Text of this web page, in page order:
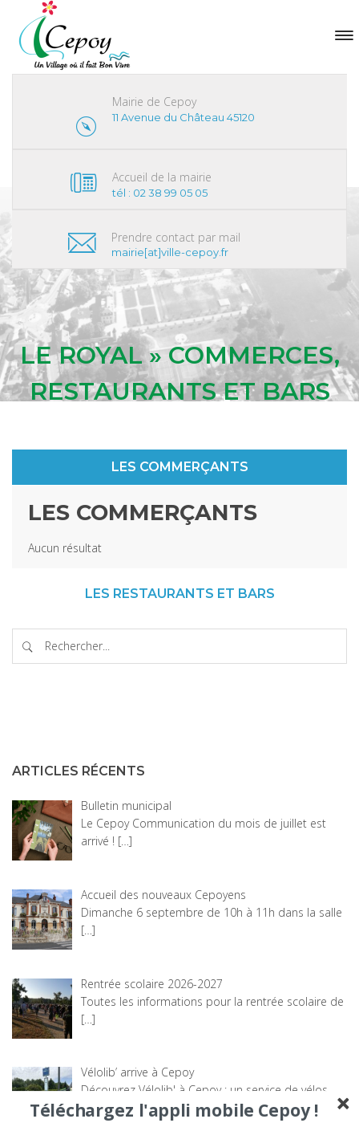
LE ROYAL » COMMERCES,
RESTAURANTS ET BARS
Mairie de Cepoy
11 Avenue du Château 45120
Accueil de la mairie
tél : 02 38 99 05 05
Prendre contact par mail
mairie[at]ville-cepoy.fr
LES COMMERÇANTS
LES COMMERÇANTS
Aucun résultat
LES RESTAURANTS ET BARS
ARTICLES RÉCENTS
Bulletin municipal
Le Cepoy Communication du mois de juillet est
arrivé ! […]
Accueil des nouveaux Cepoyens
Dimanche 6 septembre de 10h à 11h dans la salle
[…]
Rentrée scolaire 2026-2027
Toutes les informations pour la rentrée scolaire de
[…]
Vélolib’ arrive à Cepoy
Découvrez Vélolib' à Cepoy : un service de vélos
électriques en libre-service disponible 24h/24 pour
Téléchargez l'appli mobile Cepoy !